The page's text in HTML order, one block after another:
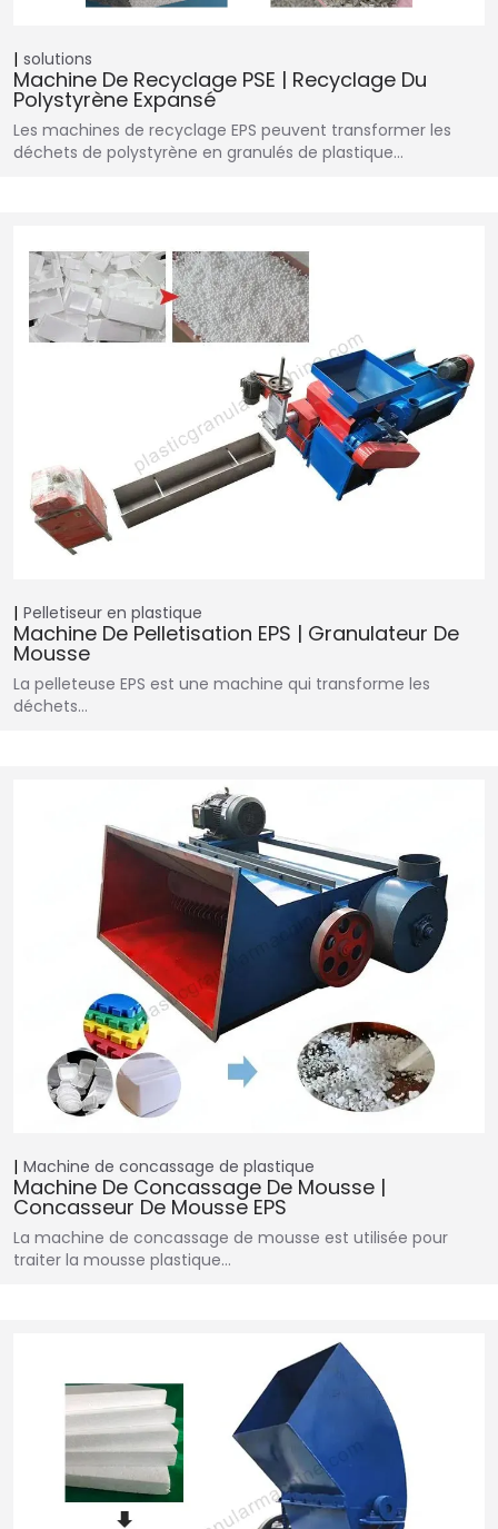
solutions
Machine De Recyclage PSE | Recyclage Du
Polystyrène Expansé
Les machines de recyclage EPS peuvent transformer les
déchets de polystyrène en granulés de plastique…
Pelletiseur en plastique
Machine De Pelletisation EPS | Granulateur De
Mousse
La pelleteuse EPS est une machine qui transforme les
déchets…
Machine de concassage de plastique
Machine De Concassage De Mousse |
Concasseur De Mousse EPS
La machine de concassage de mousse est utilisée pour
traiter la mousse plastique…